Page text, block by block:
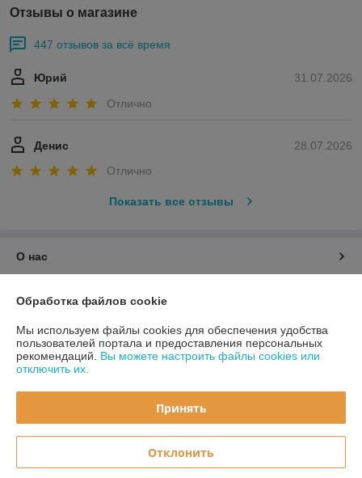
Отзывы о магазине
447 отзывов за всё время
31.07.2026
Юрий
Отлично
28.07.2026
Денис
Отлично
Показать все отзывы
О нас
Контакты
Доставка и оплата
График работы
Политика обработки cookies
Обработка файлов cookie
Мы используем файлы cookies для обеспечения удобства
пользователей портала и предоставления персональных
рекомендаций. Вы можете настроить файлы cookies или
отключить их.
Принять
Отклонить